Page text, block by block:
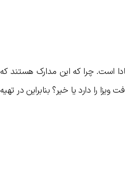
است. چرا که این مدارک هستند که
را دارد یا خیر؟ بنابراین در تهیه